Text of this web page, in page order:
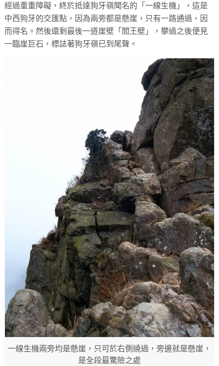
經過重重障礙，終於抵達狗牙嶺聞名的「一線生機」，這是
中西狗牙的交匯點，因為兩旁都是懸崖，只有一路通過，因
而得名。然後還剩最後一道崖壁「閻王壁」，攀過之後便見
一臨崖巨石，標誌著狗牙嶺已到尾聲。
一線生機兩旁均是懸崖，只可於右側繞過，旁邊就是懸崖，
是全段最驚險之處